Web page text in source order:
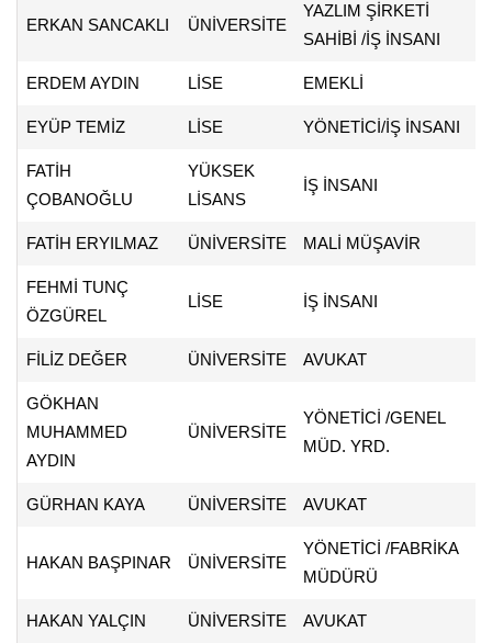
ERKAN SANCAKLI ÜNİVERSİTE
YAZLIM ŞİRKETİ
SAHİBİ /İŞ İNSANI
ERDEM AYDIN LİSE EMEKLİ
EYÜP TEMİZ LİSE YÖNETİCİ/İŞ İNSANI
FATİH
ÇOBANOĞLU
YÜKSEK
LİSANS
İŞ İNSANI
FATİH ERYILMAZ ÜNİVERSİTE MALİ MÜŞAVİR
FEHMİ TUNÇ
ÖZGÜREL
LİSE İŞ İNSANI
FİLİZ DEĞER ÜNİVERSİTE AVUKAT
GÖKHAN
MUHAMMED
AYDIN
ÜNİVERSİTE
YÖNETİCİ /GENEL
MÜD. YRD.
GÜRHAN KAYA ÜNİVERSİTE AVUKAT
HAKAN BAŞPINAR ÜNİVERSİTE
YÖNETİCİ /FABRİKA
MÜDÜRÜ
HAKAN YALÇIN ÜNİVERSİTE AVUKAT